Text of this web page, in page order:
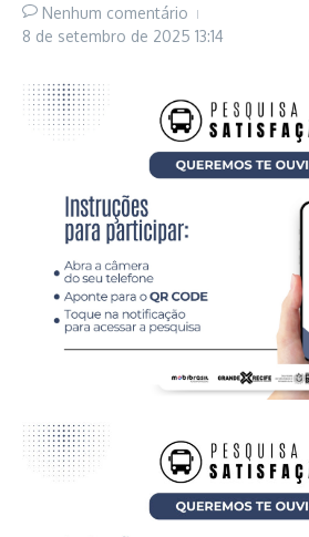
Nenhum comentário
8 de setembro de 2025 13:14